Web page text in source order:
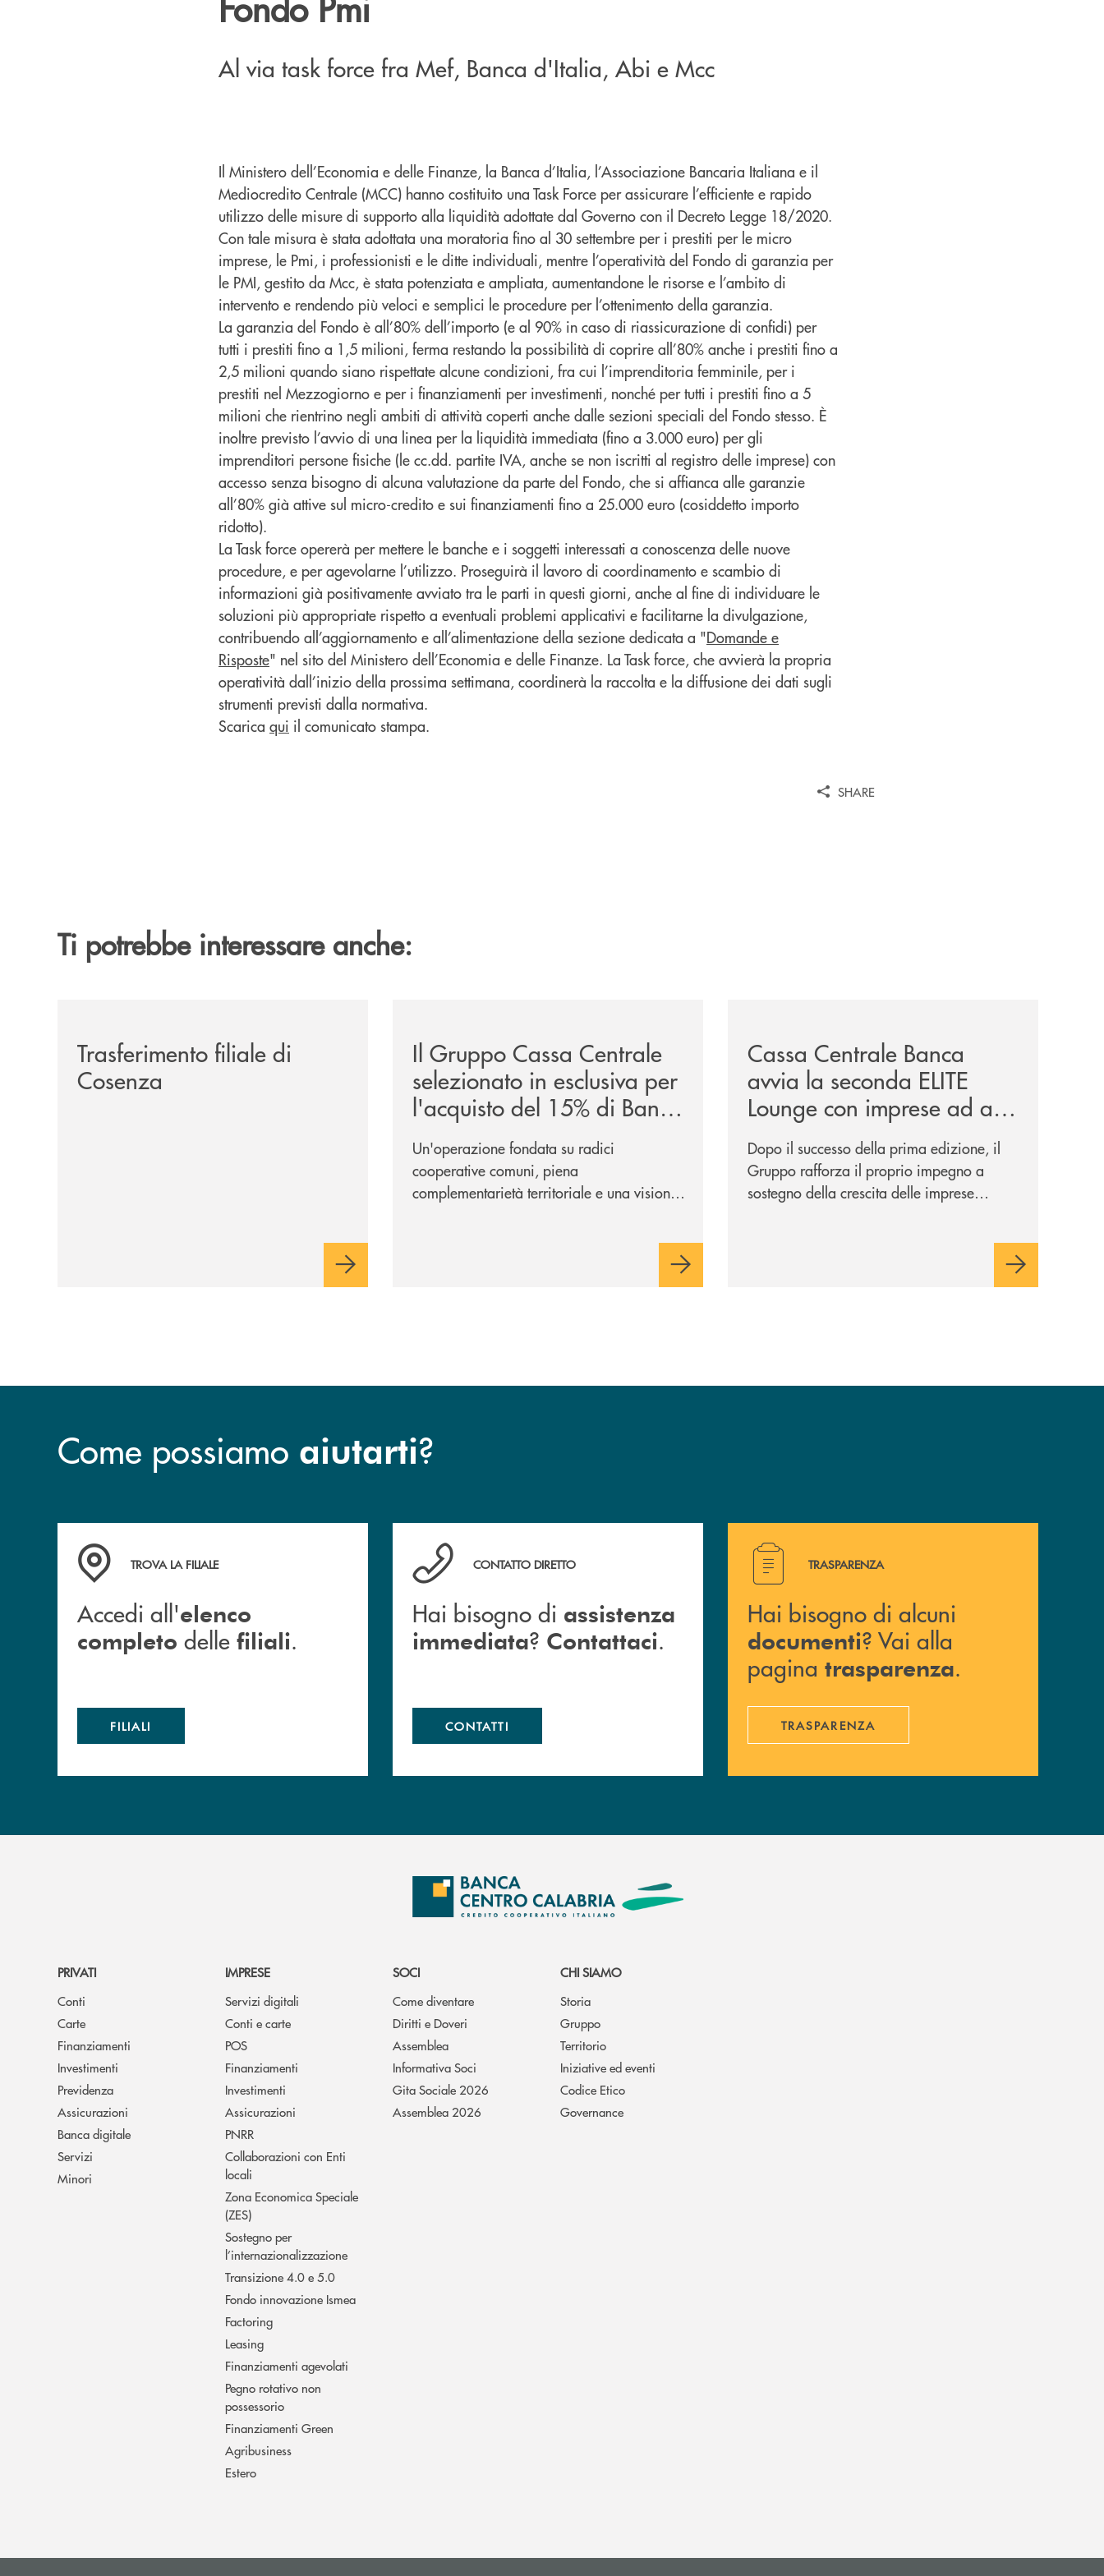
Al via task force fra Mef, Banca d'Italia, Abi e Mcc
Il Ministero dell’Economia e delle Finanze, la Banca d’Italia, l’Associazione Bancaria Italiana e il
Mediocredito Centrale (MCC) hanno costituito una Task Force per assicurare l’efficiente e rapido
utilizzo delle misure di supporto alla liquidità adottate dal Governo con il Decreto Legge 18/2020.
Con tale misura è stata adottata una moratoria fino al 30 settembre per i prestiti per le micro
imprese, le Pmi, i professionisti e le ditte individuali, mentre l’operatività del Fondo di garanzia per
le PMI, gestito da Mcc, è stata potenziata e ampliata, aumentandone le risorse e l’ambito di
intervento e rendendo più veloci e semplici le procedure per l’ottenimento della garanzia.
La garanzia del Fondo è all’80% dell’importo (e al 90% in caso di riassicurazione di confidi) per
tutti i prestiti fino a 1,5 milioni, ferma restando la possibilità di coprire all’80% anche i prestiti fino a
2,5 milioni quando siano rispettate alcune condizioni, fra cui l’imprenditoria femminile, per i
prestiti nel Mezzogiorno e per i finanziamenti per investimenti, nonché per tutti i prestiti fino a 5
milioni che rientrino negli ambiti di attività coperti anche dalle sezioni speciali del Fondo stesso. È
inoltre previsto l’avvio di una linea per la liquidità immediata (fino a 3.000 euro) per gli
imprenditori persone fisiche (le cc.dd. partite IVA, anche se non iscritti al registro delle imprese) con
accesso senza bisogno di alcuna valutazione da parte del Fondo, che si affianca alle garanzie
all’80% già attive sul micro-credito e sui finanziamenti fino a 25.000 euro (cosiddetto importo
ridotto).
La Task force opererà per mettere le banche e i soggetti interessati a conoscenza delle nuove
procedure, e per agevolarne l’utilizzo. Proseguirà il lavoro di coordinamento e scambio di
informazioni già positivamente avviato tra le parti in questi giorni, anche al fine di individuare le
soluzioni più appropriate rispetto a eventuali problemi applicativi e facilitarne la divulgazione,
contribuendo all’aggiornamento e all’alimentazione della sezione dedicata a "Domande e
Risposte" nel sito del Ministero dell’Economia e delle Finanze. La Task force, che avvierà la propria
operatività dall’inizio della prossima settimana, coordinerà la raccolta e la diffusione dei dati sugli
strumenti previsti dalla normativa.
Scarica qui il comunicato stampa.
SHARE
Ti potrebbe interessare anche:
Trasferimento filiale di
Cosenza
Il Gruppo Cassa Centrale
selezionato in esclusiva per
l'acquisto del 15% di Banca
Cambiano 1884
Un'operazione fondata su radici
cooperative comuni, piena
complementarietà territoriale e una visione
Cassa Centrale Banca
avvia la seconda ELITE
Lounge con imprese ad alto
potenziale
Dopo il successo della prima edizione, il
Gruppo rafforza il proprio impegno a
sostegno della crescita delle imprese
Come possiamo aiutarti?
Accedi all' elenco completo delle filiali .
TROVA LA FILIALE
Accedi all'elenco
completo delle filiali.
FILIALI
Hai bisogno di assistenza immediata ? Contattaci .
CONTATTO DIRETTO
Hai bisogno di assistenza
immediata? Contattaci.
CONTATTI
Hai bisogno di alcuni documenti ? Vai alla pagina
TRASPARENZA
Hai bisogno di alcuni
documenti? Vai alla
pagina trasparenza.
TRASPARENZA
PRIVATI
Conti
Carte
Finanziamenti
Investimenti
Previdenza
Assicurazioni
Banca digitale
Servizi
Minori
IMPRESE
Servizi digitali
Conti e carte
POS
Finanziamenti
Investimenti
Assicurazioni
PNRR
Collaborazioni con Enti
locali
Zona Economica Speciale
(ZES)
Sostegno per
l’internazionalizzazione
Transizione 4.0 e 5.0
Fondo innovazione Ismea
Factoring
Leasing
Finanziamenti agevolati
Pegno rotativo non
possessorio
Finanziamenti Green
Agribusiness
Estero
SOCI
Come diventare
Diritti e Doveri
Assemblea
Informativa Soci
Gita Sociale 2026
Assemblea 2026
CHI SIAMO
Storia
Gruppo
Territorio
Iniziative ed eventi
Codice Etico
Governance